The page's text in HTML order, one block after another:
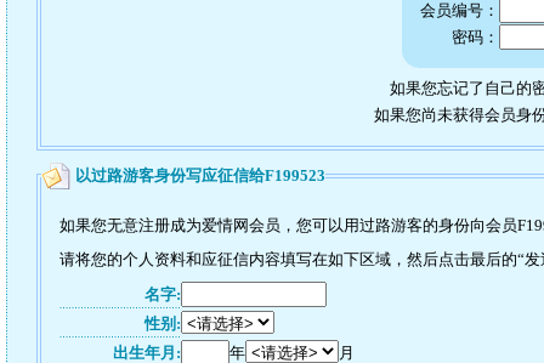
会员编号：
密码：
如果您忘记了自己的
如果您尚未获得会员身
以过路游客身份写应征信给F199523
如果您无意注册成为爱情网会员，您可以用过路游客的身份向会员
请将您的个人资料和应征信内容填写在如下区域，然后点击最后的“
名字:
性别:
出生年月:
年
月